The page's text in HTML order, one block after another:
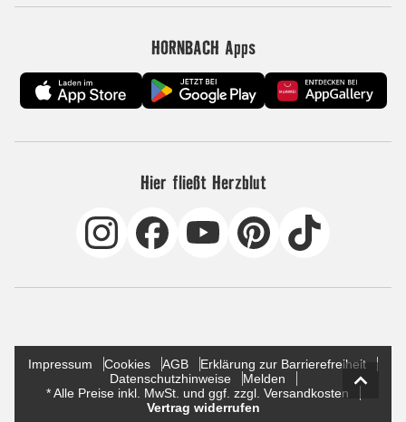
HORNBACH Apps
Hier fließt Herzblut
Impressum Cookies AGB
Erklärung zur Barrierefreiheit
Datenschutzhinweise
Melden
* Alle Preise inkl. MwSt. und ggf. zzgl. Versandkosten
Vertrag widerrufen